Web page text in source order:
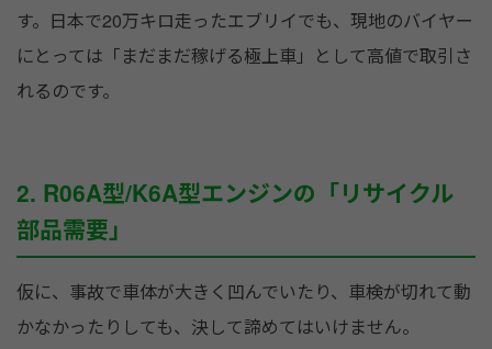
す。日本で20万キロ走ったエブリイでも、現地のバイヤー
にとっては「まだまだ稼げる極上車」として高値で取引さ
れるのです。
2. R06A型/K6A型エンジンの「リサイクル
部品需要」
仮に、事故で車体が大きく凹んでいたり、車検が切れて動
かなかったりしても、決して諦めてはいけません。